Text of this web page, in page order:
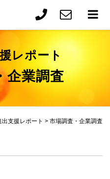
レポート
企業調査
出支援レポート > 市場調査・企業調査